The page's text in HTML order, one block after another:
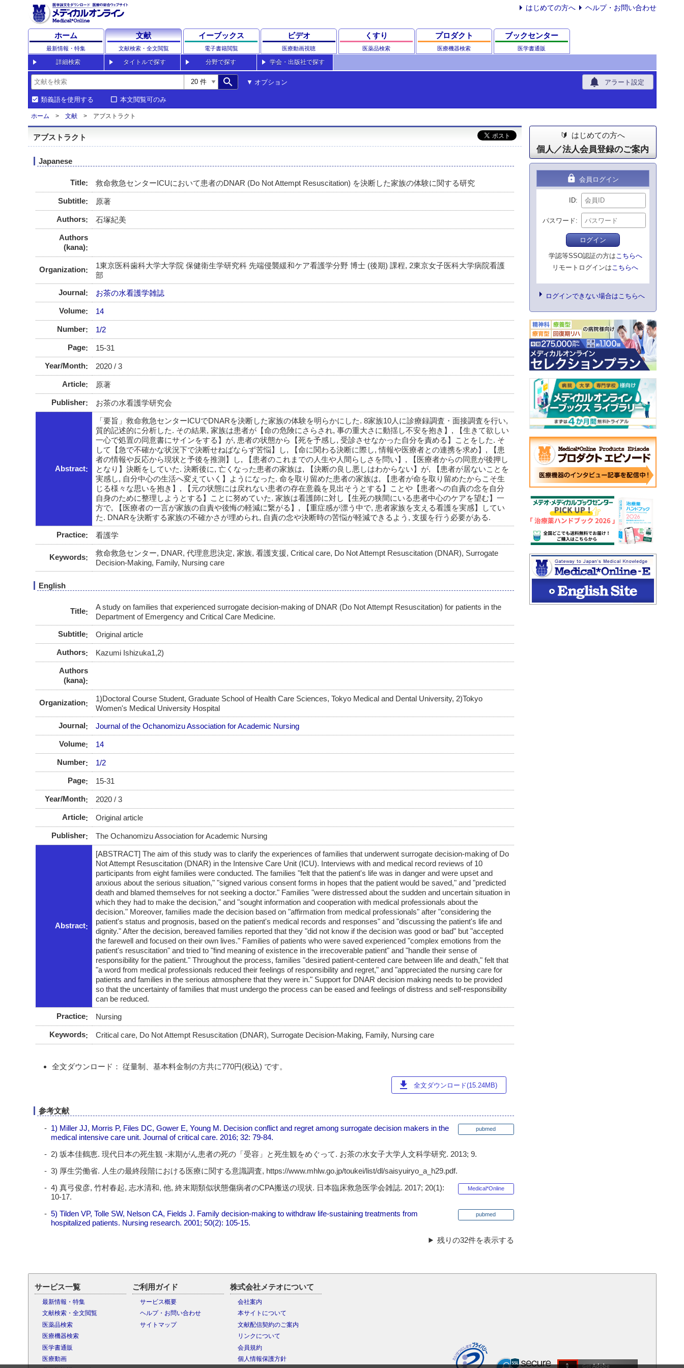
はじめての方へ ヘルプ・お問い合わせ
ホーム
最新情報・特集
文献
文献検索・全文閲覧
イーブックス
電子書籍閲覧
ビデオ
医療動画視聴
くすり
医薬品検索
プロダクト
医療機器検索
ブックセンター
医学書通販
詳細検索 タイトルで探す 分野で探す 学会・出版社で探す
search オプション notifications アラート設定
類義語を使用する 本文閲覧可のみ
ホーム 文献 アブストラクト
アブストラクト
Japanese
Title 救命救急センターICUにおいて患者のDNAR (Do Not Attempt Resuscitation) を決断した家族の体験に関する研究
Subtitle 原著
Authors 石塚紀美
Authors
(kana)
Organization
1東京医科歯科大学大学院 保健衛生学研究科 先端侵襲緩和ケア看護学分野 博士 (後期) 課程, 2東京女子医科大学病院看護
部
Journal
お茶の水看護学雑誌
Volume 14
Number 1/2
Page 15-31
Year/Month 2020 / 3
Article 原著
Publisher お茶の水看護学研究会
Abstract
「要旨」救命救急センターICUでDNARを決断した家族の体験を明らかにした. 8家族10人に診療録調査・面接調査を行い,
質的記述的に分析した. その結果, 家族は患者が【命の危険にさらされ, 事の重大さに動揺し不安を抱き】, 【生きて欲しい
一心で処置の同意書にサインをする】が, 患者の状態から【死を予感し, 受診させなかった自分を責める】ことをした. そ
して【急で不確かな状況下で決断せねばならず苦悩】し, 【命に関わる決断に際し, 情報や医療者との連携を求め】, 【患
者の情報や反応から現状と予後を推測】し, 【患者のこれまでの人生や人間らしさを問い】, 【医療者からの同意が後押し
となり】決断をしていた. 決断後に, 亡くなった患者の家族は, 【決断の良し悪しはわからない】が, 【患者が居ないことを
実感し, 自分中心の生活へ変えていく】ようになった. 命を取り留めた患者の家族は, 【患者が命を取り留めたからこそ生
じる様々な思いを抱き】, 【元の状態には戻れない患者の存在意義を見出そうとする】ことや【患者への自責の念を自分
自身のために整理しようとする】ことに努めていた. 家族は看護師に対し【生死の狭間にいる患者中心のケアを望む】一
方で, 【医療者の一言が家族の自責や後悔の軽減に繋がる】, 【重症感が漂う中で, 患者家族を支える看護を実感】してい
た. DNARを決断する家族の不確かさが埋められ, 自責の念や決断時の苦悩が軽減できるよう, 支援を行う必要がある.
Practice
看護学
Keywords
救命救急センター, DNAR, 代理意思決定, 家族, 看護支援, Critical care, Do Not Attempt Resuscitation (DNAR), Surrogate
Decision-Making, Family, Nursing care
English
Title
A study on families that experienced surrogate decision-making of DNAR (Do Not Attempt Resuscitation) for patients in the
Department of Emergency and Critical Care Medicine.
Subtitle
Original article
Authors Kazumi Ishizuka1,2)
Authors
(kana)
Organization
1)Doctoral Course Student, Graduate School of Health Care Sciences, Tokyo Medical and Dental University, 2)Tokyo
Women's Medical University Hospital
Journal
Journal of the Ochanomizu Association for Academic Nursing
Volume 14
Number 1/2
Page 15-31
Year/Month 2020 / 3
Article Original article
Publisher The Ochanomizu Association for Academic Nursing
Abstract
[ABSTRACT] The aim of this study was to clarify the experiences of families that underwent surrogate decision-making of Do
Not Attempt Resuscitation (DNAR) in the Intensive Care Unit (ICU). Interviews with and medical record reviews of 10
participants from eight families were conducted. The families "felt that the patient's life was in danger and were upset and
anxious about the serious situation," "signed various consent forms in hopes that the patient would be saved," and "predicted
death and blamed themselves for not seeking a doctor." Families "were distressed about the sudden and uncertain situation in
which they had to make the decision," and "sought information and cooperation with medical professionals about the
decision." Moreover, families made the decision based on "affirmation from medical professionals" after "considering the
patient's status and prognosis, based on the patient's medical records and responses" and "discussing the patient's life and
dignity." After the decision, bereaved families reported that they "did not know if the decision was good or bad" but "accepted
the farewell and focused on their own lives." Families of patients who were saved experienced "complex emotions from the
patient's resuscitation" and tried to "find meaning of existence in the irrecoverable patient" and "handle their sense of
responsibility for the patient." Throughout the process, families "desired patient-centered care between life and death," felt that
"a word from medical professionals reduced their feelings of responsibility and regret," and "appreciated the nursing care for
patients and families in the serious atmosphere that they were in." Support for DNAR decision making needs to be provided
so that the uncertainty of families that must undergo the process can be eased and feelings of distress and self-responsibility
can be reduced.
Practice
Nursing
Keywords Critical care, Do Not Attempt Resuscitation (DNAR), Surrogate Decision-Making, Family, Nursing care
全文ダウンロード： 従量制、基本料金制の方共に770円(税込) です。
download 全文ダウンロード(15.24MB)
参考文献
1) Miller JJ, Morris P, Files DC, Gower E, Young M. Decision conflict and regret among surrogate decision makers in the
medical intensive care unit. Journal of critical care. 2016; 32: 79-84.
pubmed
2) 坂本佳鶴恵. 現代日本の死生観 -末期がん患者の死の「受容」と死生観をめぐって. お茶の水女子大学人文科学研究. 2013; 9.
3) 厚生労働省. 人生の最終段階における医療に関する意識調査, https://www.mhlw.go.jp/toukei/list/dl/saisyuiryo_a_h29.pdf.
4) 真弓俊彦, 竹村春起, 志水清和, 他, 終末期類似状態傷病者のCPA搬送の現状. 日本臨床救急医学会雑誌. 2017; 20(1):
10-17.
Medical*Online
5) Tilden VP, Tolle SW, Nelson CA, Fields J. Family decision-making to withdraw life-sustaining treatments from
hospitalized patients. Nursing research. 2001; 50(2): 105-15.
pubmed
残りの32件を表示する
はじめての方へ
個人／法人会員登録のご案内
lock 会員ログイン
ID
パスワード
ログイン
学認等SSO認証の方はこちらへ
リモートログインはこちらへ
ログインできない場合はこちらへ
サービス一覧
最新情報・特集
文献検索・全文閲覧
医薬品検索
医療機器検索
医学書通販
医療動画
ご利用ガイド
サービス概要
ヘルプ・お問い合わせ
サイトマップ
株式会社メテオについて
会社案内
本サイトについて
文献配信契約のご案内
リンクについて
会員規約
個人情報保護方針